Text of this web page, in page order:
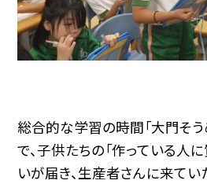
総合的な学習の時間「大門そ
で、子供たちの「作っている人
いが届き、生産者さんに来てい